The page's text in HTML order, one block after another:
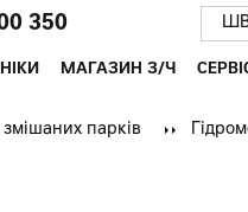
350
МАГАЗИН З/Ч
парків